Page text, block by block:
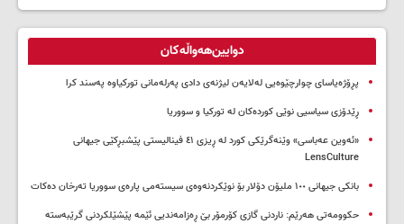
دوایین‌هەواڵەکان
پڕۆژەیاسای چوارچێوەیی لەلایەن لیژنەی دادی پەرلەمانی تورکیاوە پەسند کرا
ڕێدۆزی سیاسیی نوێی کوردەکان لە تورکیا و سووریا
«ئەوین عەباسی» وێنەگرێکی کورد لە ڕیزی ٤١ فینالیستی پێشبڕکێی جیهانی
LensCulture
بانکی جیهانی ١٠٠ ملیۆن دۆلار بۆ نوێکردنەوەی سیستەمی پارەی سووریا تەرخان دەکات
حکوومەتی هەرێم: ناردنی گازی کۆرمۆر بێ ڕەزامەندیی ئێمە پێشێلکردنی گرێبەستە